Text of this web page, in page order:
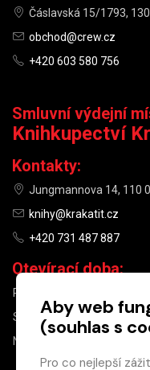
Čáslavská 15/1793,
obchod@crew.cz
+420 603 580 756
Smluvní výdejní
Knihkupectví
Kontakty:
Jungmannova 14, 110
knihy@krakatit.cz
+420 731 487 887
Otevírací doba:
PO–PÁ
SO
10:00–13:00
NE
Aby web
(souhlas s
Pro co nejlepší